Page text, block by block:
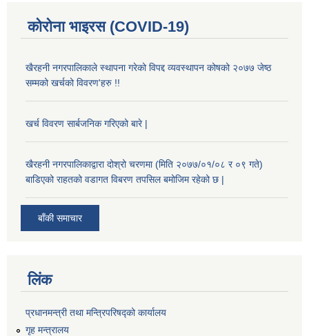
कोरोना भाइरस (COVID-19)
खैरहनी नगरपालिकाले स्थापना गरेको विपद्द व्यवस्थापन कोषको २०७७ जेष्ठ
सम्मको खर्चको विवरण'हरु !!
खर्च विवरण सार्बजनिक गरिएको बारे |
खैरहनी नगरपालिकाद्वारा दोश्रो चरणमा (मिति २०७७/०१/०८ र ०९ गते)
बाडिएको राहतको वडागत विबरण तपसिल बमोजिम रहेको छ |
बाँकी समाचार
लिंक
प्रधानमन्त्री तथा मन्त्रिपरिषद्को कार्यालय
गृह मन्त्रालय